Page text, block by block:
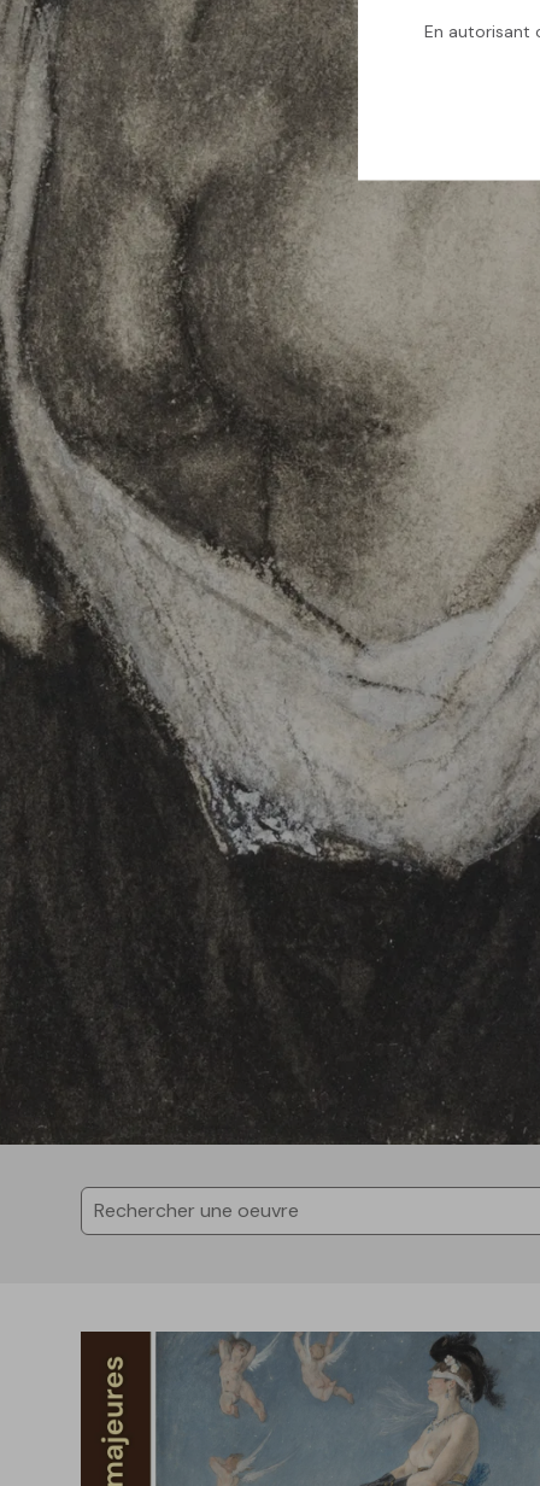
En autorisant